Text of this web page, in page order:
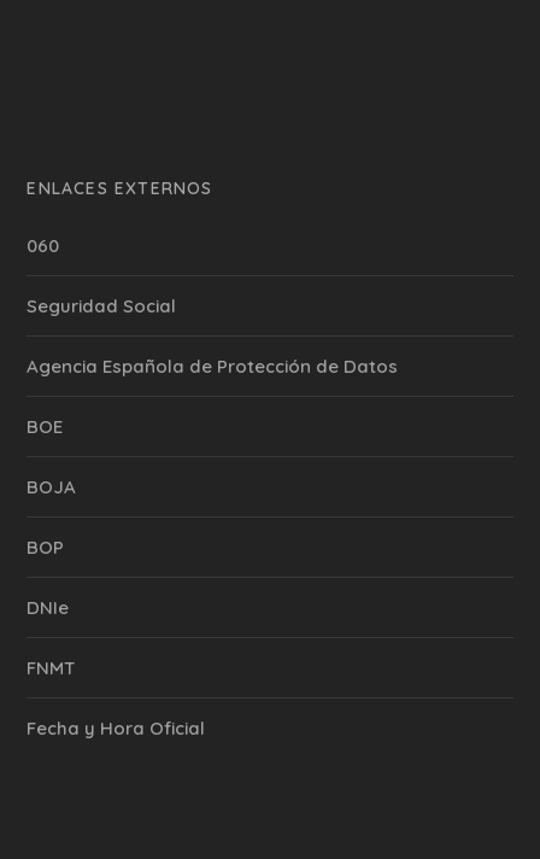
ENLACES EXTERNOS
060
Seguridad Social
Agencia Española de Protección de Datos
BOE
BOJA
BOP
DNIe
FNMT
Fecha y Hora Oficial